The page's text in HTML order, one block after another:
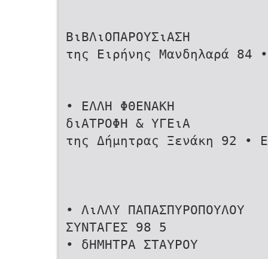
ΒιΒΛιΟΠΑΡΟΥΣιΑΣΗ
της Ειρήνης Μανδηλαρά 84
• EΛΛΗ ΦΘΕΝΑΚΗ
διΑΤΡΟΦΗ & ΥΓΕιΑ
της Δήμητρας Ξενάκη 92 •
• ΛιΛΛΥ ΠΑΠΑΣΠΥΡΟΠΟΥΛΟΥ
ΣΥΝΤΑΓΕΣ 98 5
• δΗΜΗΤΡΑ ΣΤΑΥΡΟΥ